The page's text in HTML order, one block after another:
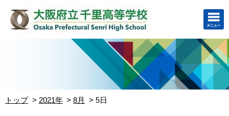
トップ 2021年 8月 5日